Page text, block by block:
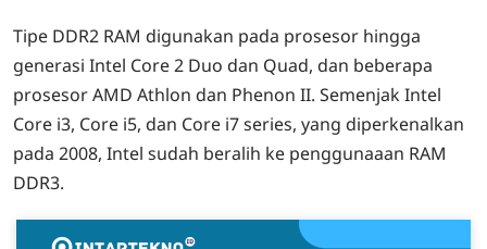
Tipe DDR2 RAM digunakan pada prosesor hingga
generasi Intel Core 2 Duo dan Quad, dan beberapa
prosesor AMD Athlon dan Phenon II. Semenjak Intel
Core i3, Core i5, dan Core i7 series, yang diperkenalkan
pada 2008, Intel sudah beralih ke penggunaaan RAM
DDR3.